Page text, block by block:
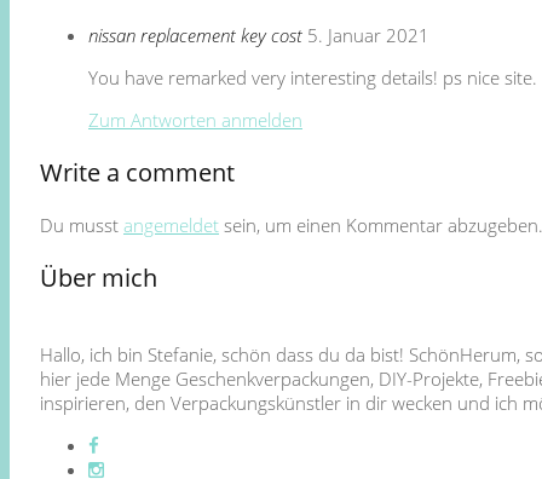
nissan replacement key cost 5. Januar 2021
You have remarked very interesting details! ps nice site.
Zum Antworten anmelden
Write a comment
Du musst angemeldet sein, um einen Kommentar abzugeben.
Über mich
Hallo, ich bin Stefanie, schön dass du da bist! SchönHerum,
hier jede Menge Geschenkverpackungen, DIY-Projekte,
inspirieren, den Verpackungskünstler in dir wecken und ich